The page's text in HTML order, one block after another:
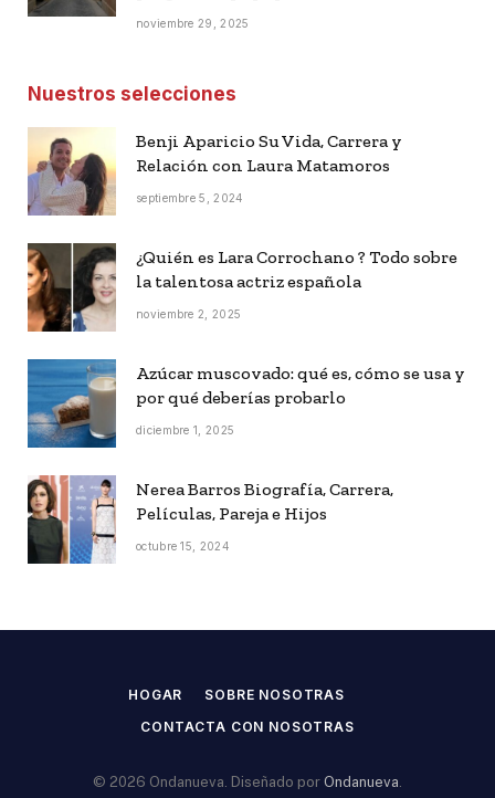
noviembre 29, 2025
Nuestros selecciones
Benji Aparicio Su Vida, Carrera y
Relación con Laura Matamoros
septiembre 5, 2024
¿Quién es Lara Corrochano ? Todo sobre
la talentosa actriz española
noviembre 2, 2025
Azúcar muscovado: qué es, cómo se usa y
por qué deberías probarlo
diciembre 1, 2025
Nerea Barros Biografía, Carrera,
Películas, Pareja e Hijos
octubre 15, 2024
HOGAR
SOBRE NOSOTRAS
CONTACTA CON NOSOTRAS
© 2026 Ondanueva. Diseñado por Ondanueva